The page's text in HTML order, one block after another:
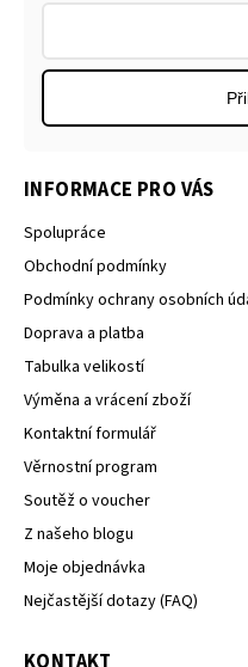
INFORMACE PRO VÁS
Spolupráce
Obchodní podmínky
Podmínky ochrany osobních
Doprava a platba
Tabulka velikostí
Výměna a vrácení zboží
Kontaktní formulář
Věrnostní program
Soutěž o voucher
Z našeho blogu
Moje objednávka
Nejčastější dotazy (FAQ)